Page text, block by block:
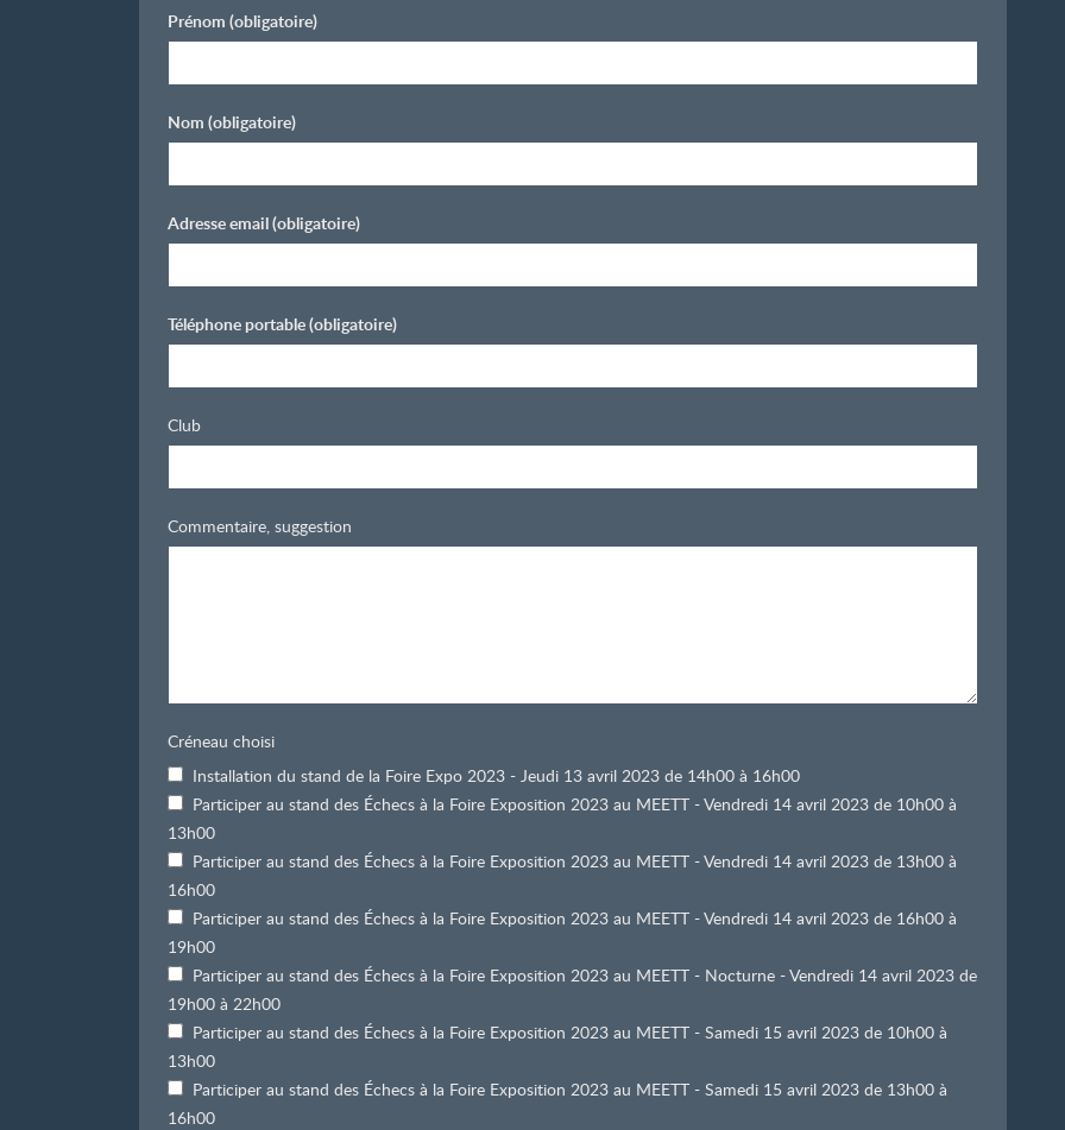
Prénom (obligatoire)
Nom (obligatoire)
Adresse email(obligatoire)
Téléphone portable(obligatoire)
Club
Commentaire, suggestion
Créneau choisi
Installation du stand de la Foire Expo 2023 - Jeudi 13 avril 2023 de 14h00 à 16h00
Participer au stand des Échecs à la Foire Exposition 2023 au MEETT - Vendredi 14 avril 2023 de 10h00 à
13h00
Participer au stand des Échecs à la Foire Exposition 2023 au MEETT - Vendredi 14 avril 2023 de 13h00 à
16h00
Participer au stand des Échecs à la Foire Exposition 2023 au MEETT - Vendredi 14 avril 2023 de 16h00 à
19h00
Participer au stand des Échecs à la Foire Exposition 2023 au MEETT - Nocturne - Vendredi 14 avril 2023 de
19h00 à 22h00
Participer au stand des Échecs à la Foire Exposition 2023 au MEETT - Samedi 15 avril 2023 de 10h00 à
13h00
Participer au stand des Échecs à la Foire Exposition 2023 au MEETT - Samedi 15 avril 2023 de 13h00 à
16h00